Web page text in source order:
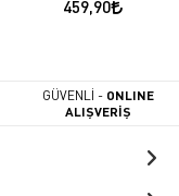
459,90
GÜVENLİ - ONLINE
ALIŞVERİŞ